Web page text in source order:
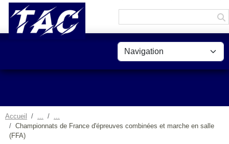
Accueil
Championnats de France d'épreuves combinées et marche en salle
(FFA)
Panneau de gestion des cookies